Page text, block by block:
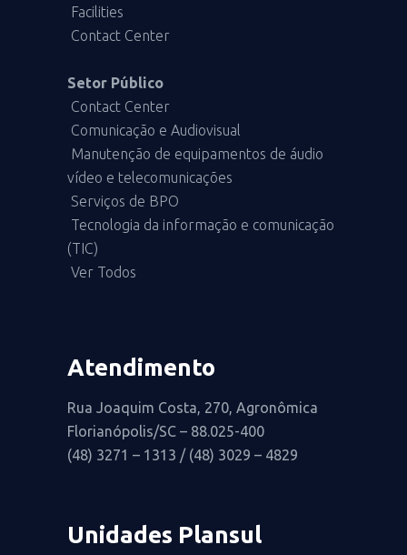
Facilities
Contact Center
Setor Público
Contact Center
Comunicação e Audiovisual
Manutenção de equipamentos de áudio
vídeo e telecomunicações
Serviços de BPO
Tecnologia da informação e comunicação
(TIC)
Ver Todos
Atendimento
Rua Joaquim Costa, 270, Agronômica
Florianópolis/SC – 88.025-400
(48) 3271 – 1313 / (48) 3029 – 4829
Unidades Plansul